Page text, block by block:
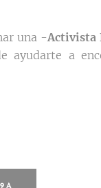
una -Activista
ayudarte a